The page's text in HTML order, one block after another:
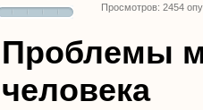
Просмотров: 2454
Проблемы
человека